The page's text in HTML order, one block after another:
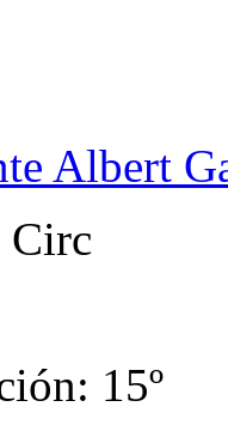
Albert
Circ
15º